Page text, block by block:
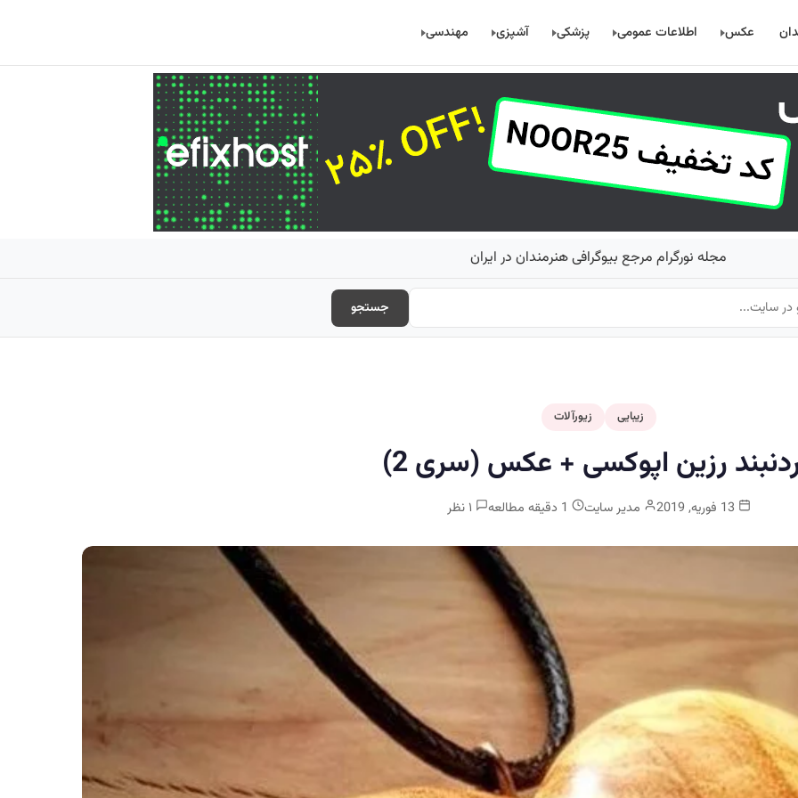
عکس اطلاعات عمومی پزشکی آشپزی مهندسی
مجله نورگرام مرجع بیوگرافی هنرمندان در ایران
جستجو
زیبایی زیورآلات
رزین اپوکسی + عکس (سری 2)
مدیر سایت